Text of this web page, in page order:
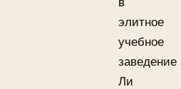
элитное
учебное
заведение
Ли